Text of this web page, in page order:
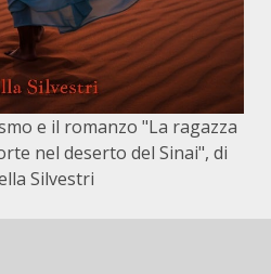
e il romanzo "La ragazza
nel deserto del Sinai", di
Silvestri